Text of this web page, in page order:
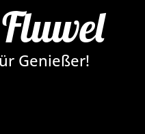
Genießer!